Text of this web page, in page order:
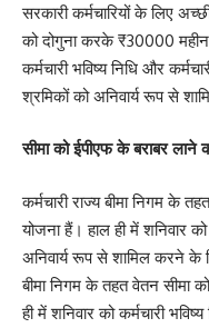
सरकारी कर्मचारियों के लिए
को दोगुना करके ₹30000
कर्मचारी भविष्य निधि और
श्रमिकों को अनिवार्य रूप से
सीमा को ईपीएफ के बराबर लाने
कर्मचारी राज्य बीमा निगम के
योजना हैं। हाल ही में शनिवार
अनिवार्य रूप से शामिल करने के
बीमा निगम के तहत वेतन सीमा
ही में शनिवार को कर्मचारी